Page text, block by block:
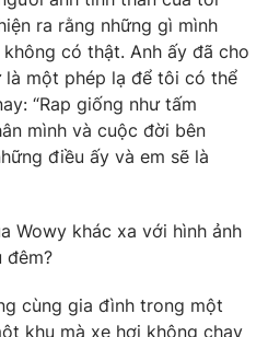
ra rằng những gì mình
có thật. Anh ấy đã cho
một phép lạ để tôi có thể
“Rap giống như tấm
mình và cuộc đời bên
điều ấy và em sẽ là
Wowy khác xa với hình ảnh
đêm?
cùng gia đình trong một
khu mà xe hơi không chạy